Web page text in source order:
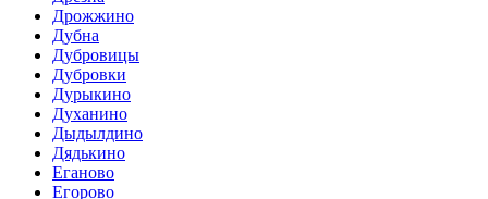
Дрожжино
Дубна
Дубровицы
Дубровки
Дурыкино
Духанино
Дыдылдино
Дядькино
Еганово
Егорово